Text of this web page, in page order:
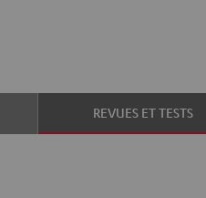
REVUES ET TESTS